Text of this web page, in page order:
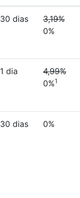
30 dias
3,19%
0%
1 dia
4,99%
0%1
30 dias 0%